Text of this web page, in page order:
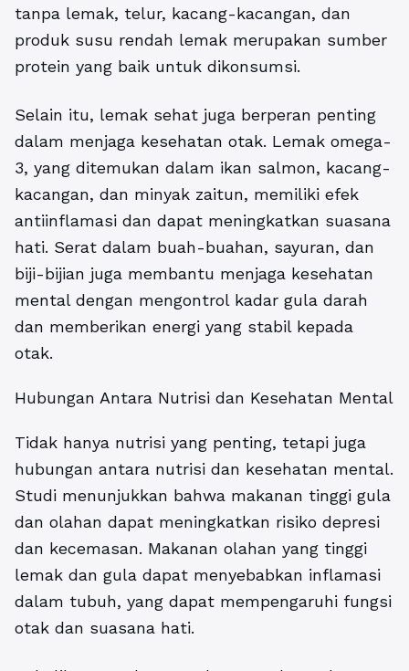
tanpa lemak, telur, kacang-kacangan, dan
produk susu rendah lemak merupakan sumber
protein yang baik untuk dikonsumsi.
Selain itu, lemak sehat juga berperan penting
dalam menjaga kesehatan otak. Lemak omega-
3, yang ditemukan dalam ikan salmon, kacang-
kacangan, dan minyak zaitun, memiliki efek
antiinflamasi dan dapat meningkatkan suasana
hati. Serat dalam buah-buahan, sayuran, dan
biji-bijian juga membantu menjaga kesehatan
mental dengan mengontrol kadar gula darah
dan memberikan energi yang stabil kepada
otak.
Hubungan Antara Nutrisi dan Kesehatan Mental
Tidak hanya nutrisi yang penting, tetapi juga
hubungan antara nutrisi dan kesehatan mental.
Studi menunjukkan bahwa makanan tinggi gula
dan olahan dapat meningkatkan risiko depresi
dan kecemasan. Makanan olahan yang tinggi
lemak dan gula dapat menyebabkan inflamasi
dalam tubuh, yang dapat mempengaruhi fungsi
otak dan suasana hati.